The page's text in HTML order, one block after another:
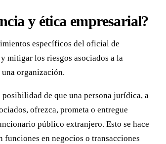
y ética empresarial?
específicos del oficial de
mitigar los riesgos asociados a la
organización.
de que una persona jurídica, a
ofrezca, prometa o entregue
público extranjero. Esto se hace
en negocios o transacciones